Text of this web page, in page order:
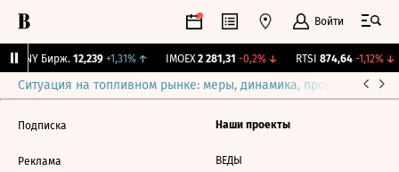
Войти
CNY Бирж. 12,239 +1,31%↑ IMOEX 2 281,31 -0,2%↓ RTSI 874,64 -1,12%↓
Ситуация на топливном рынке: меры, динамика, прогнозы
Подписка
Реклама
Наши проекты
ВЕДЫ